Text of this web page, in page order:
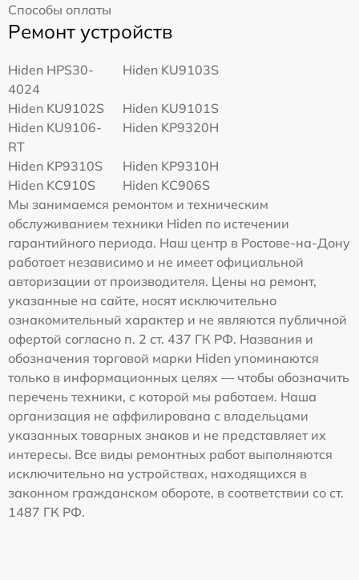
Способы оплаты
Ремонт устройств
Hiden HPS30-
4024
Hiden KU9103S
Hiden KU9102S
Hiden KU9101S
Hiden KU9106-
RT
Hiden KP9320H
Hiden KP9310S
Hiden KP9310H
Hiden KC910S
Hiden KC906S
Мы занимаемся ремонтом и техническим
обслуживанием техники Hiden по истечении
гарантийного периода. Наш центр в Ростове-на-Дону
работает независимо и не имеет официальной
авторизации от производителя. Цены на ремонт,
указанные на сайте, носят исключительно
ознакомительный характер и не являются публичной
офертой согласно п. 2 ст. 437 ГК РФ. Названия и
обозначения торговой марки Hiden упоминаются
только в информационных целях — чтобы обозначить
перечень техники, с которой мы работаем. Наша
организация не аффилирована с владельцами
указанных товарных знаков и не представляет их
интересы. Все виды ремонтных работ выполняются
исключительно на устройствах, находящихся в
законном гражданском обороте, в соответствии со ст.
1487 ГК РФ.